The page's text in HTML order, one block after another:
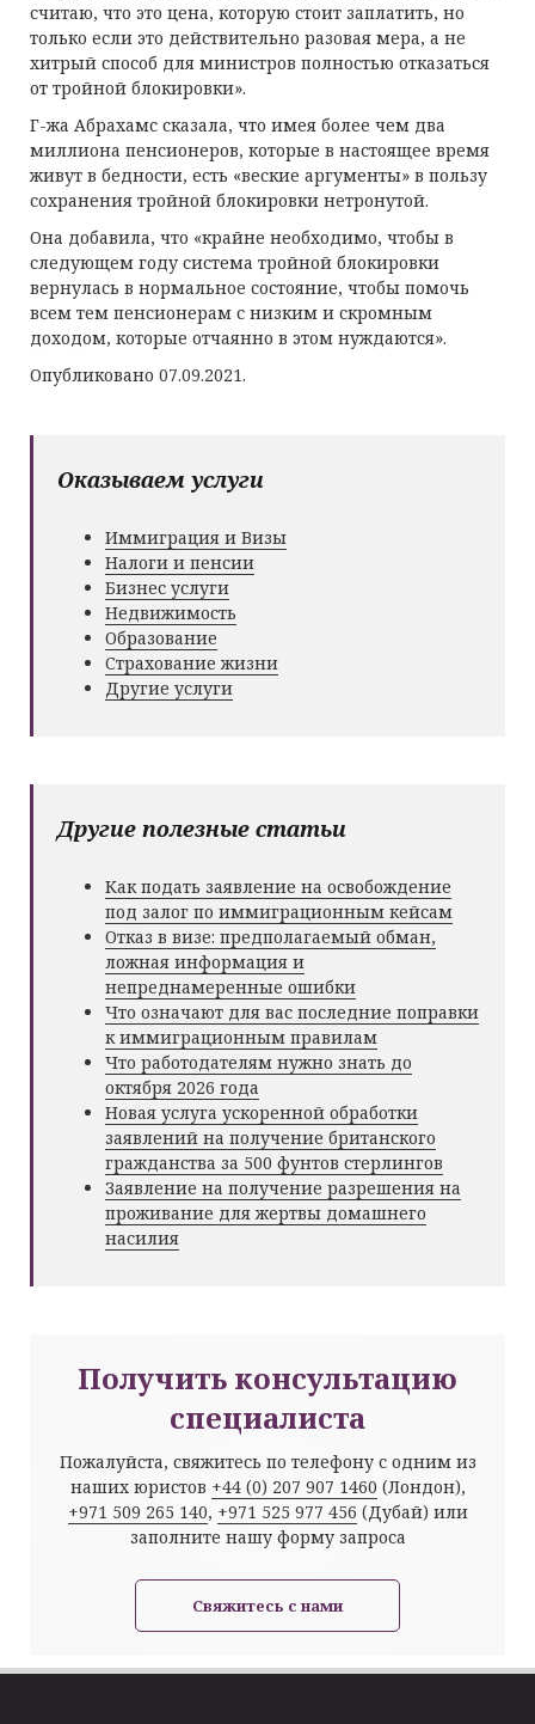
считаю, что это цена, которую стоит заплатить, но
только если это действительно разовая мера, а не
хитрый способ для министров полностью отказаться
от тройной блокировки».
Г-жа Абрахамс сказала, что имея более чем два
миллиона пенсионеров, которые в настоящее время
живут в бедности, есть «веские аргументы» в пользу
сохранения тройной блокировки нетронутой.
Она добавила, что «крайне необходимо, чтобы в
следующем году система тройной блокировки
вернулась в нормальное состояние, чтобы помочь
всем тем пенсионерам с низким и скромным
доходом, которые отчаянно в этом нуждаются».
Опубликовано 07.09.2021.
Оказываем услуги
Иммиграция и Визы
Налоги и пенсии
Бизнес услуги
Недвижимость
Образование
Страхование жизни
Другие услуги
Другие полезные статьи
Как подать заявление на освобождение
под залог по иммиграционным кейсам
Отказ в визе: предполагаемый обман,
ложная информация и
непреднамеренные ошибки
Что означают для вас последние поправки
к иммиграционным правилам
Что работодателям нужно знать до
октября 2026 года
Новая услуга ускоренной обработки
заявлений на получение британского
гражданства за 500 фунтов стерлингов
Заявление на получение разрешения на
проживание для жертвы домашнего
насилия
Получить консультацию
специалиста
Пожалуйста, свяжитесь по телефону с одним из
наших юристов +44 (0) 207 907 1460 (Лондон),
+971 509 265 140, +971 525 977 456 (Дубай) или
заполните нашу форму запроса
Свяжитесь с нами